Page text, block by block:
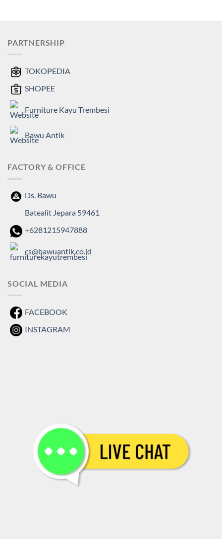
PARTNERSHIP
TOKOPEDIA
SHOPEE
Furniture Kayu Trembesi
Bawu Antik
FACTORY & OFFICE
Ds. Bawu
Batealit Jepara 59461
+6281215947888
cs@bawuantik.co.id
SOCIAL MEDIA
FACEBOOK
INSTAGRAM